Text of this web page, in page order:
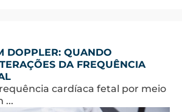
DOPPLER: QUANDO
DA FREQUÊNCIA
cardíaca fetal por meio
...